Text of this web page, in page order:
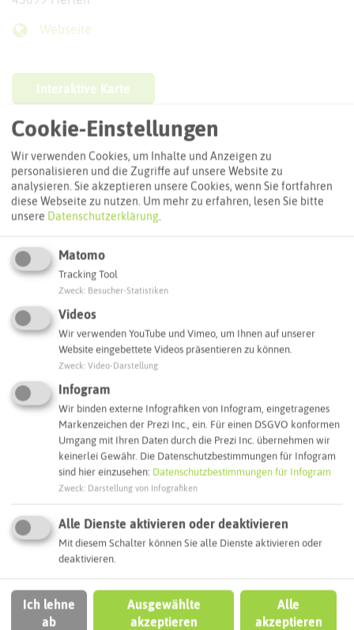
Webseite
Interaktive Karte
Routenplanung zum Ziel:
ÖPNV-Route finden
Was ihr hier noch erleben könnt
HERTEN
Cookie-Einstellungen
Wir verwenden Cookies, um Inhalte und Anzeigen zu
personalisieren und die Zugriffe auf unsere Website zu
analysieren. Sie akzeptieren unsere Cookies, wenn Sie fortfahren
diese Webseite zu nutzen. Um mehr zu erfahren, lesen Sie bitte
unsere Datenschutzerklärung.
Matomo
Tracking Tool
Zweck Besucher-Statistiken
Videos
Wir verwenden YouTube und Vimeo, um Ihnen auf unserer
Website eingebettete Videos präsentieren zu können.
Zweck Video-Darstellung
Infogram
Wir binden externe Infografiken von Infogram, eingetragenes
Markenzeichen der Prezi Inc., ein. Für einen DSGVO konformen
Umgang mit Ihren Daten durch die Prezi Inc. übernehmen wir
keinerlei Gewähr. Die Datenschutzbestimmungen für Infogram
sind hier einzusehen: Datenschutzbestimmungen für Infogram
Zweck Darstellung von Infografiken
Alle Dienste aktivieren oder deaktivieren
Mit diesem Schalter können Sie alle Dienste aktivieren oder
deaktivieren.
Ich lehne
ab
Ausgewählte
akzeptieren
Alle
akzeptieren